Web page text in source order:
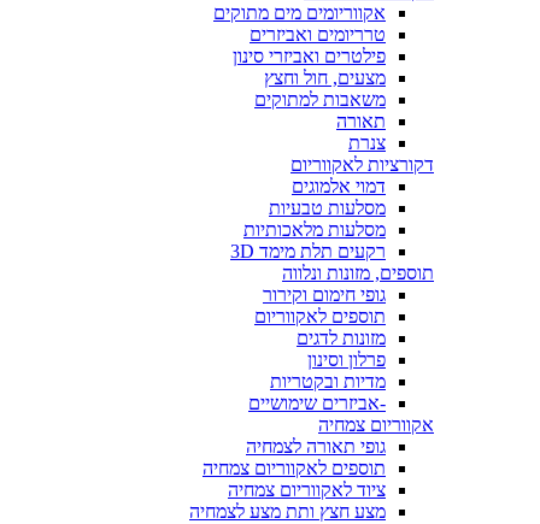
אקווריומים מים מתוקים
טרריומים ואביזרים
פילטרים ואביזרי סינון
מצעים, חול וחצץ
משאבות למתוקים
תאורה
צנרת
דקורציות לאקווריום
דמוי אלמוגים
מסלעות טבעיות
מסלעות מלאכותיות
רקעים תלת מימד 3D
תוספים, מזונות ונלווה
גופי חימום וקירור
תוספים לאקווריום
מזונות לדגים
פרלון וסינון
מדיות ובקטריות
-אביזרים שימושיים
אקווריום צמחיה
גופי תאורה לצמחיה
תוספים לאקווריום צמחיה
ציוד לאקווריום צמחיה
מצע חצץ ותת מצע לצמחיה